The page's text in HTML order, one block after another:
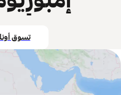
تسوق